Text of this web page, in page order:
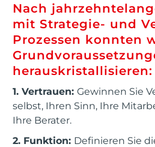
Nach
mit Strategie- und
Prozessen konnten
herauskristallisieren:
1. Vertrauen: Gewinnen Sie
selbst, Ihren Sinn, Ihre
Ihre Berater.
2. Funktion: Definieren Sie